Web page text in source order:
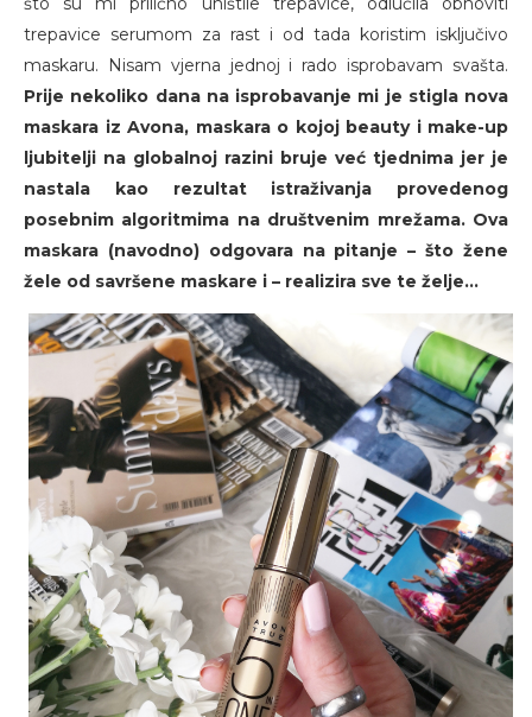
trepavice serumom za rast i od tada koristim isključivo
maskaru. Nisam vjerna jednoj i rado isprobavam svašta.
Prije nekoliko dana na isprobavanje mi je stigla nova
maskara iz Avona, maskara o kojoj beauty i make-up
ljubitelji na globalnoj razini bruje već tjednima jer je
nastala kao rezultat istraživanja provedenog
posebnim algoritmima na društvenim mrežama. Ova
maskara (navodno) odgovara na pitanje – što žene
žele od savršene maskare i – realizira sve te želje...